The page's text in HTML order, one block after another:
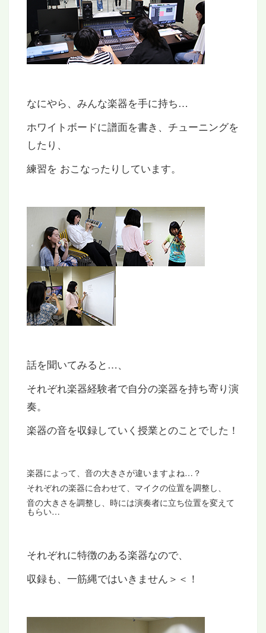
なにやら、みんな楽器を手に持ち…
ホワイトボードに譜面を書き、チューニングを
したり、
練習を おこなったりしています。
話を聞いてみると…、
それぞれ楽器経験者で自分の楽器を持ち寄り演
奏。
楽器の音を収録していく授業とのことでした！
楽器によって、音の大きさが違いますよね…？
それぞれの楽器に合わせて、マイクの位置を調整し、
音の大きさを調整し、時には演奏者に立ち位置を変えて
もらい…
それぞれに特徴のある楽器なので、
収録も、一筋縄ではいきません＞＜！